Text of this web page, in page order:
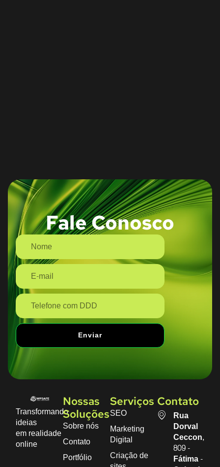
Fale Conosco
Enviar
Transformando
ideias
em realidade
online
Nossas
Soluções
Sobre nós
Contato
Portfólio
Serviços
SEO
Marketing
Digital
Criação de
Contato
Rua
Dorval
Ceccon,
809 -
Fátima -